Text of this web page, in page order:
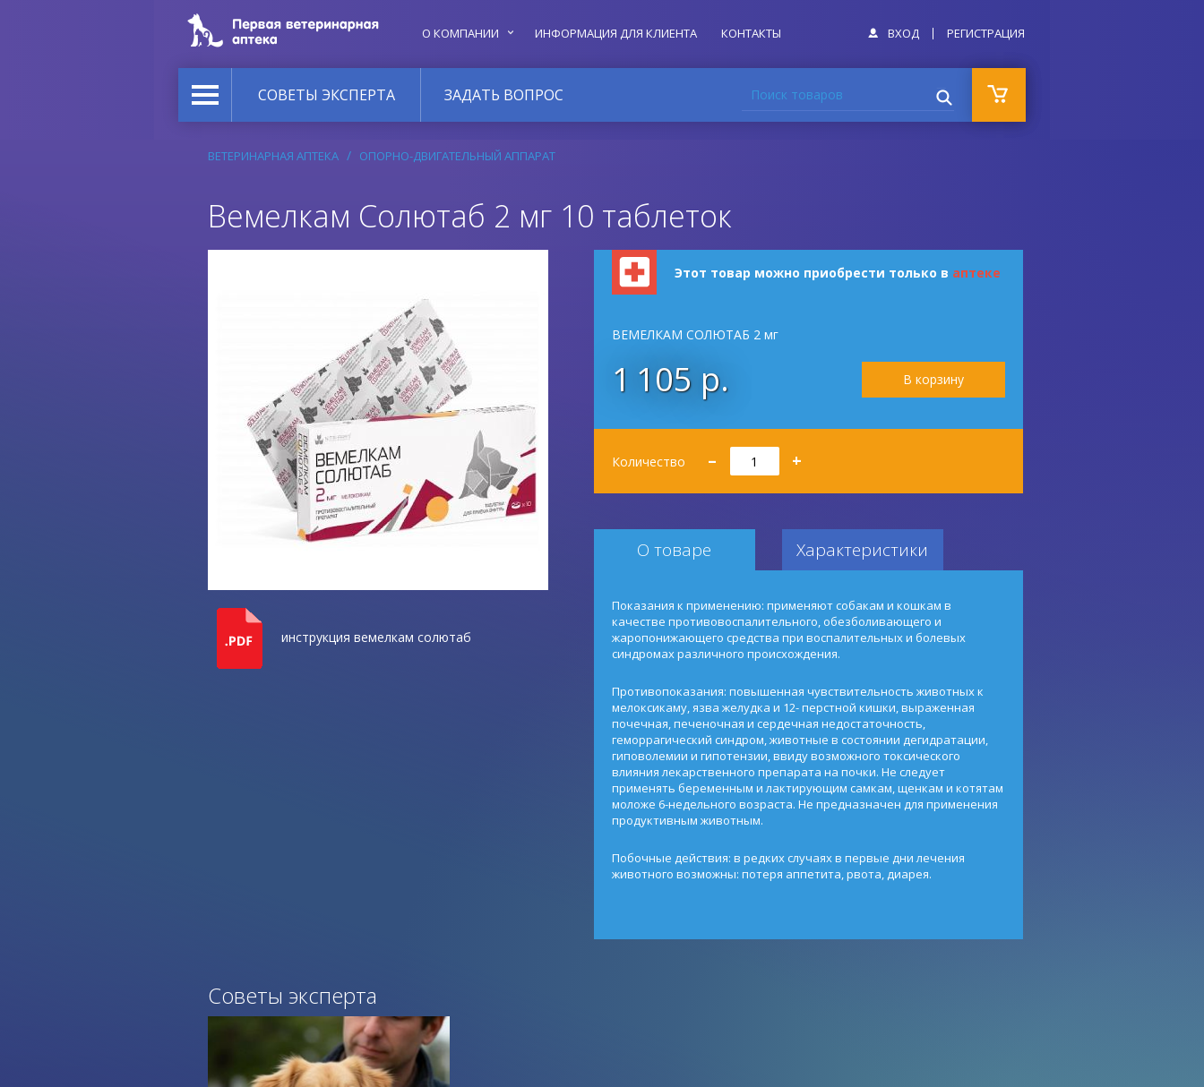
О КОМПАНИИ ИНФОРМАЦИЯ ДЛЯ КЛИЕНТА КОНТАКТЫ ВХОД РЕГИСТРАЦИЯ
СОВЕТЫ ЭКСПЕРТА ЗАДАТЬ ВОПРОС Поиск товаров
ВЕТЕРИНАРНАЯ АПТЕКА ОПОРНО-ДВИГАТЕЛЬНЫЙ АППАРАТ
Вемелкам Солютаб 2 мг 10 таблеток
инструкция вемелкам солютаб
Этот товар можно приобрести только в аптеке
ВЕМЕЛКАМ СОЛЮТАБ 2 мг
1 105 р.
Количество
Количество
– +
О товаре Характеристики
Показания к применению: применяют собакам и кошкам в
качестве противовоспалительного, обезболивающего и
жаропонижающего средства при воспалительных и болевых
синдромах различного происхождения.
Противопоказания: повышенная чувствительность животных к
мелоксикаму, язва желудка и 12- перстной кишки, выраженная
почечная, печеночная и сердечная недостаточность,
геморрагический синдром, животные в состоянии дегидратации,
гиповолемии и гипотензии, ввиду возможного токсического
влияния лекарственного препарата на почки. Не следует
применять беременным и лактирующим самкам, щенкам и котятам
моложе 6-недельного возраста. Не предназначен для применения
продуктивным животным.
Побочные действия: в редких случаях в первые дни лечения
животного возможны: потеря аппетита, рвота, диарея.
Советы эксперта